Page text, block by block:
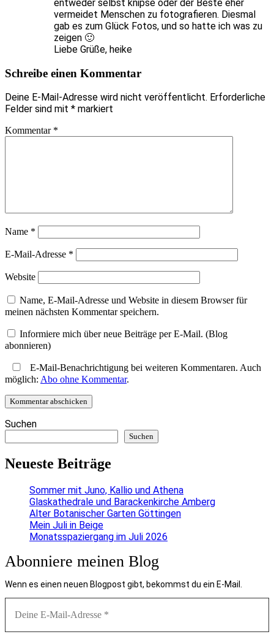
entweder selbst knipse oder der Beste eher
vermeidet Menschen zu fotografieren. Diesmal
gab es zum Glück Fotos, und so hatte ich was zu
zeigen 🙂
Liebe Grüße, heike
Schreibe einen Kommentar
Deine E-Mail-Adresse wird nicht veröffentlicht. Erforderliche
Felder sind mit * markiert
Kommentar *
Name *
E-Mail-Adresse *
Website
Name, E-Mail-Adresse und Website in diesem Browser für
meinen nächsten Kommentar speichern.
Informiere mich über neue Beiträge per E-Mail. (Blog
abonnieren)
E-Mail-Benachrichtigung bei weiteren Kommentaren. Auch
möglich: Abo ohne Kommentar.
Suchen
Suchen
Neueste Beiträge
Sommer mit Juno, Kallio und Athena
Glaskathedrale und Barackenkirche Amberg
Alter Botanischer Garten Göttingen
Mein Juli in Beige
Monatsspaziergang im Juli 2026
Abonniere meinen Blog
Wenn es einen neuen Blogpost gibt, bekommst du ein E-Mail.